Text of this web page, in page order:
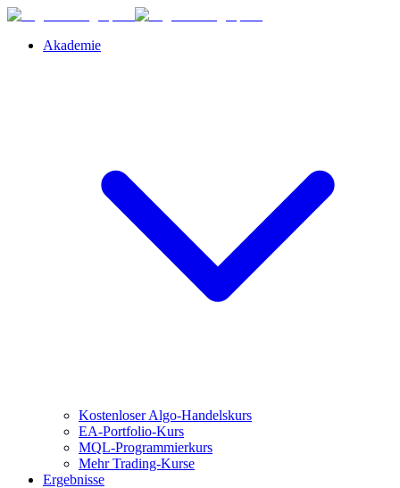
Akademie
Kostenloser Algo-Handelskurs
EA-Portfolio-Kurs
MQL-Programmierkurs
Mehr Trading-Kurse
Ergebnisse